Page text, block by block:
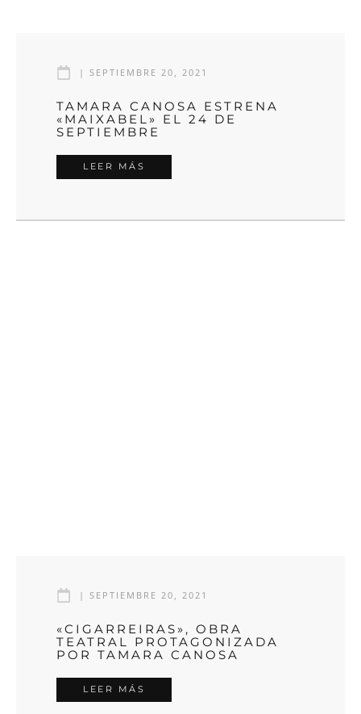
| SEPTIEMBRE 20, 2021
TAMARA CANOSA ESTRENA
«MAIXABEL» EL 24 DE
SEPTIEMBRE
LEER MÁS
| SEPTIEMBRE 20, 2021
«CIGARREIRAS», OBRA
TEATRAL PROTAGONIZADA
POR TAMARA CANOSA
LEER MÁS